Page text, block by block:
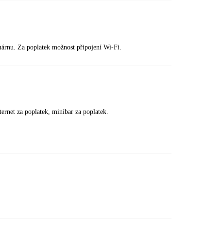
Za poplatek možnost připojení Wi-Fi.
za poplatek, minibar za poplatek.